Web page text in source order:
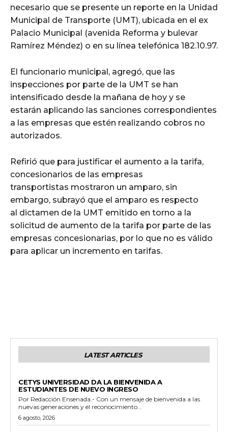
necesario que se presente un reporte en la Unidad
Municipal de Transporte (UMT), ubicada en el ex
Palacio Municipal (avenida Reforma y bulevar
Ramírez Méndez) o en su línea telefónica 182.10.97.
El funcionario municipal, agregó, que las
inspecciones por parte de la UMT se han
intensificado desde la mañana de hoy y se
estarán aplicando las sanciones correspondientes
a las empresas que estén realizando cobros no
autorizados.
Refirió que para justificar el aumento a la tarifa,
concesionarios de las empresas
transportistas mostraron un amparo, sin
embargo, subrayó que el amparo es respecto
al dictamen de la UMT emitido en torno a la
solicitud de aumento de la tarifa por parte de las
empresas concesionarias, por lo que no es válido
para aplicar un incremento en tarifas.
LATEST ARTICLES
CETYS UNIVERSIDAD DA LA BIENVENIDA A
ESTUDIANTES DE NUEVO INGRESO
Por Redacción Ensenada.- Con un mensaje de bienvenida a las
nuevas generaciones y el reconocimiento...
6 agosto, 2026